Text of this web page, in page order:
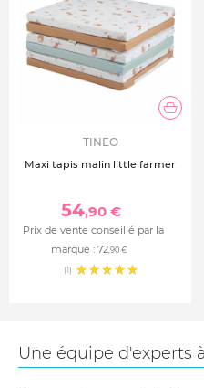
TINEO
Maxi tapis malin little farmer
54,90 €
Prix de vente conseillé par la
marque : 72,90 €
(1)
Une équipe d'experts